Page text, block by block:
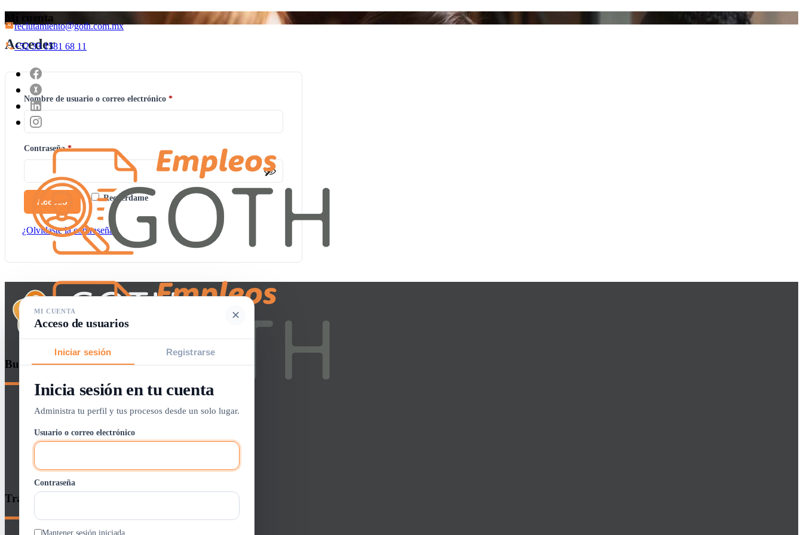
reclutamiento@goth.com.mx
+52 33 1581 68 11
Entrar / Registrarse
Inicio
Buscar Empleo
Mi cuenta
Acceder
Nombre de usuario o correo electrónico *Obligatorio
Contraseña*Obligatorio
Recuérdame
Acceso
¿Olvidaste la contraseña?
MI CUENTA
Acceso de usuarios
✕
Iniciar sesión Registrarse
Inicia sesión en tu cuenta
Administra tu perfil y tus procesos desde un solo lugar.
Usuario o correo electrónico
Contraseña
Mantener sesión iniciada
Buscador de empleos
Lista de Vacantes
Alertas
Trabajos GOTH